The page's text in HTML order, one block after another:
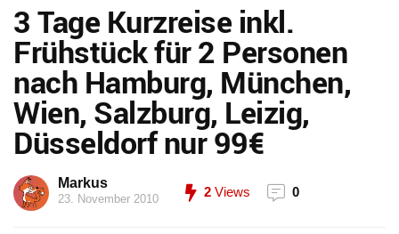
3 Tage Kurzreise inkl.
Frühstück für 2 Personen
nach Hamburg, München,
Wien, Salzburg, Leizig,
Düsseldorf nur 99€
Markus
23. November 2010 2 Views 0